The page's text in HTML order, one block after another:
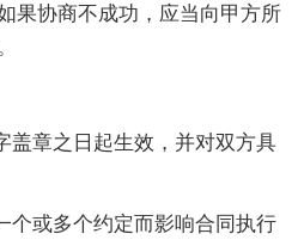
果协商不成功，应当向甲方所
盖章之日起生效，并对双方具
个或多个约定而影响合同执行